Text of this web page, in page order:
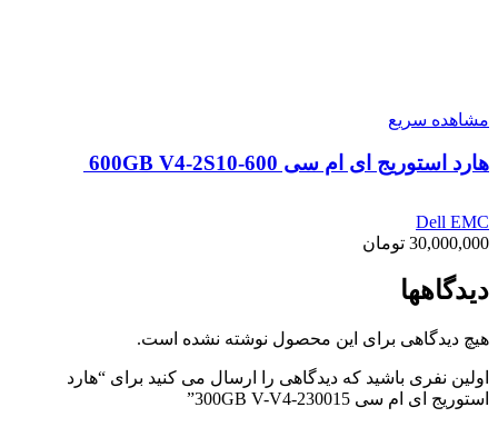
مشاهده سریع
هارد استوریج ای ام سی 600GB V4-2S10-600
Dell EMC
30,000,000 تومان
دیدگاهها
هیچ دیدگاهی برای این محصول نوشته نشده است.
اولین نفری باشید که دیدگاهی را ارسال می کنید برای “هارد
استوریج ای ام سی 300GB V-V4-230015”